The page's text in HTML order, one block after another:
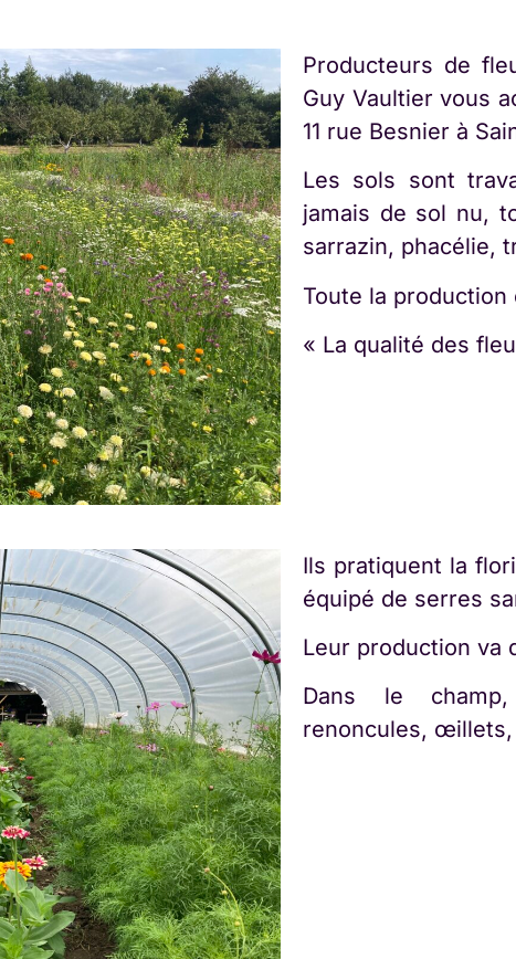
Producteurs de
Guy Vaultier vous
11 rue Besnier à
Les sols sont
jamais de sol nu,
sarrazin, phacélie,
Toute la
« La qualité des
Ils pratiquent la
équipé de serres
Leur production va
Dans le
renoncules,